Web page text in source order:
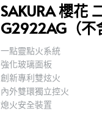
SAKURA 櫻花
G2922AG（不
一點靈點火系統
強化玻璃面板
創新專利雙炫火
內外雙環獨立控火
熄火安全裝置